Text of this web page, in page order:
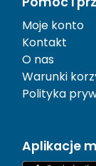
Moje konto
Kontakt
O nas
Warunki
Polityka
Aplikacje